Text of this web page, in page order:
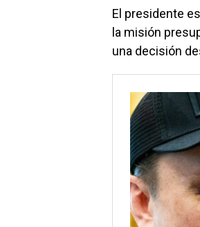
El presidente
la misión
una decisión